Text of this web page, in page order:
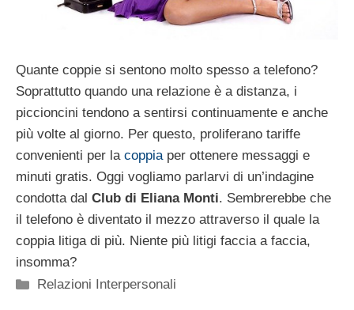
Quante coppie si sentono molto spesso a telefono?
Soprattutto quando una relazione è a distanza, i
piccioncini tendono a sentirsi continuamente e anche
più volte al giorno. Per questo, proliferano tariffe
convenienti per la coppiaper ottenere messaggi e
minuti gratis. Oggi vogliamo parlarvi di un’indagine
condotta dal Club di Eliana Monti. Sembrerebbe che
il telefono è diventato il mezzo attraverso il quale la
coppia litiga di più. Niente più litigi faccia a faccia,
insomma?
Categorie
Relazioni Interpersonali